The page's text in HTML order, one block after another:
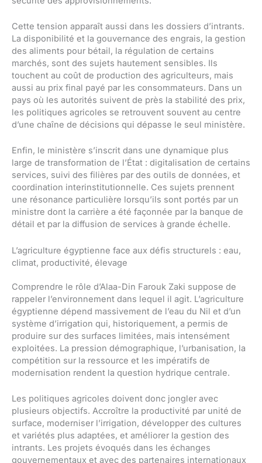
Cette tension apparaît aussi dans les dossiers d’intrants.
La disponibilité et la gouvernance des engrais, la gestion
des aliments pour bétail, la régulation de certains
marchés, sont des sujets hautement sensibles. Ils
touchent au coût de production des agriculteurs, mais
aussi au prix final payé par les consommateurs. Dans un
pays où les autorités suivent de près la stabilité des prix,
les politiques agricoles se retrouvent souvent au centre
d’une chaîne de décisions qui dépasse le seul ministère.
Enfin, le ministère s’inscrit dans une dynamique plus
large de transformation de l’État : digitalisation de certains
services, suivi des filières par des outils de données, et
coordination interinstitutionnelle. Ces sujets prennent
une résonance particulière lorsqu’ils sont portés par un
ministre dont la carrière a été façonnée par la banque de
détail et par la diffusion de services à grande échelle.
L’agriculture égyptienne face aux défis structurels : eau,
climat, productivité, élevage
Comprendre le rôle d’Alaa-Din Farouk Zaki suppose de
rappeler l’environnement dans lequel il agit. L’agriculture
égyptienne dépend massivement de l’eau du Nil et d’un
système d’irrigation qui, historiquement, a permis de
produire sur des surfaces limitées, mais intensément
exploitées. La pression démographique, l’urbanisation, la
compétition sur la ressource et les impératifs de
modernisation rendent la question hydrique centrale.
Les politiques agricoles doivent donc jongler avec
plusieurs objectifs. Accroître la productivité par unité de
surface, moderniser l’irrigation, développer des cultures
et variétés plus adaptées, et améliorer la gestion des
intrants. Les projets évoqués dans les échanges
gouvernementaux et avec des partenaires internationaux